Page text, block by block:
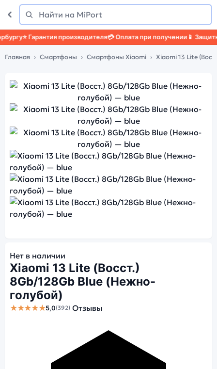
Поиск
Найти
⭐ Гарантия производителя💳 Оплата при получении📱 Защитный
Главная Смартфоны Смартфоны Xiaomi Xiaomi 13 Lite
Нет в наличии
Xiaomi 13 Lite (Восст.)
8Gb/128Gb Blue (Нежно-
голубой)
★★★★★5,0(392) Отзывы